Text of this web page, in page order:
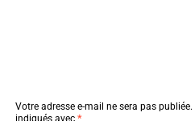
Votre adresse e-mail ne sera pas publiée.
indiqués avec *